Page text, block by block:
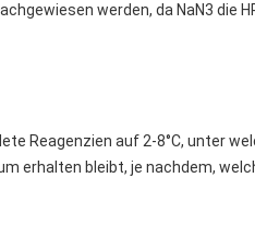
werden, da NaN3 die
Reagenzien auf 2-8°C, unter
erhalten bleibt, je nachdem,